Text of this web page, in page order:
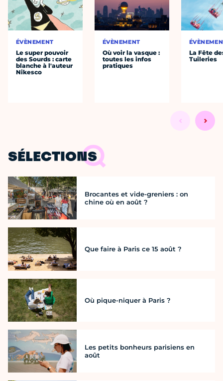
ÉVÈNEMENT
Le super pouvoir
des Sourds : carte
blanche à l'auteur
Nikesco
ÉVÈNEMENT
Où voir la vasque :
toutes les infos
pratiques
La Fête
Tuileries
SÉLECTIONS
Brocantes et vide-greniers : on
chine où en août ?
Que faire à Paris ce 15 août ?
Où pique-niquer à Paris ?
Les petits bonheurs parisiens en
août